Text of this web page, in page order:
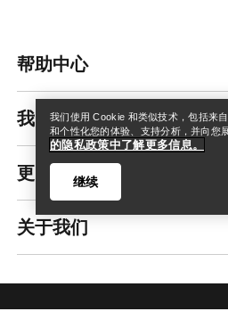
查找店铺
帮助中心
我的账户
更多商品
关于我们
我们使用 Cookie 和类似技术，包括来
和个性化您的体验、支持分析，并向您
的隐私政策中了解更多信息。
继续